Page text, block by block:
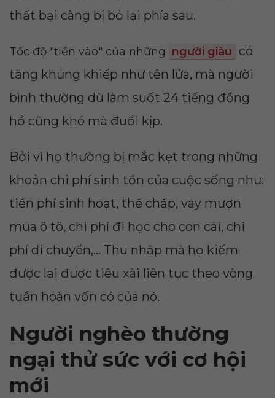
thất bại càng bị bỏ lại phía sau.
Tốc độ "tiền vào" của những người giàu
có
tăng khủng khiếp như tên lửa, mà người
bình thường dù làm suốt 24 tiếng đồng
hồ cũng khó mà đuổi kịp.
Bởi vì họ thường bị mắc kẹt trong những
khoản chi phí sinh tồn của cuộc sống như:
tiền phí sinh hoạt, thế chấp, vay mượn
mua ô tô, chi phí đi học cho con cái, chi
phí di chuyển,... Thu nhập mà họ kiếm
được lại được tiêu xài liên tục theo vòng
tuần hoàn vốn có của nó.
Người nghèo thường
ngại thử sức với cơ hội
mới